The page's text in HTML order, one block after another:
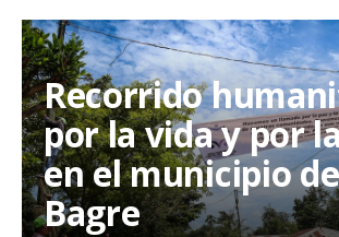
“Hemos
resistido
en
el
territorio
a
pesar
de
todo”
Recorrido
por la vida y por
en el municipio
Bagre